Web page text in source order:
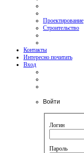
Проектирование
Строительство
Контакты
Интересно почитать
Вход
Войти
Логин
Пароль